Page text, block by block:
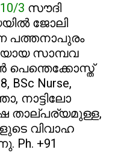
3 സൗദി
ജോലി
പത്തനാപുരം
സാമ്പവ
പെന്തെക്കോസ്ത്
BSc Nurse,
നാട്ടിലോ
താല്പര്യമുള്ള,
വിവാഹ
+91